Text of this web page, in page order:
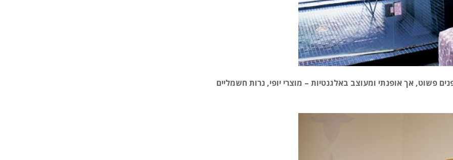
פשוט, אך אופנתי ומעוצב באלגנטיות – מוצרי יופי, נרות חשמליים